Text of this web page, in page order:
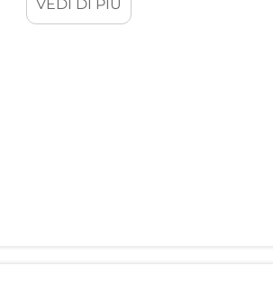
dell'acciaio fuso...
VEDI DI PIÙ